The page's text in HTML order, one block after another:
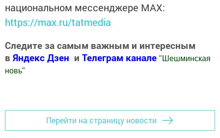
национальном мессенджере MАХ:
https://max.ru/tatmedia
Следите за самым важным и интересным
в Яндекс Дзен и Телеграм канале " Шешминская
новь"
Перейти на страницу новости